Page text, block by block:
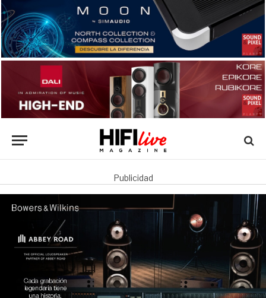
Publicidad